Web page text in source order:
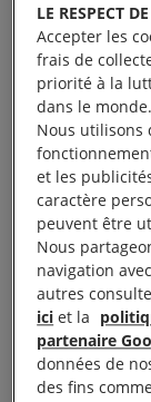
doivent
droits
quand ils
d’asile.
À lire aussi :
t-il les droits
Un
Cette
LE RESPECT
Accepter les
frais de
priorité à la
dans le monde.
Nous utilisons
et les
caractère
peuvent être
Nous
navigation
autres
ici et la
partenaire
données de
des fins